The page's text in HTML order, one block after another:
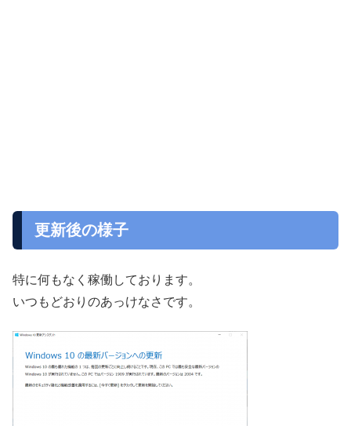
更新後の様子
特に何もなく稼働しております。
いつもどおりのあっけなさです。